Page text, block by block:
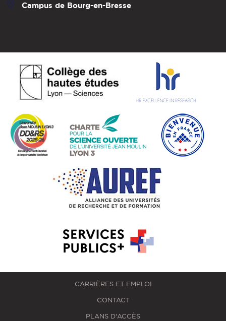
Campus de Bourg-en-Bresse
CARRIÈRES ET EMPLOI
CONTACT
PLANS D'ACCÈS